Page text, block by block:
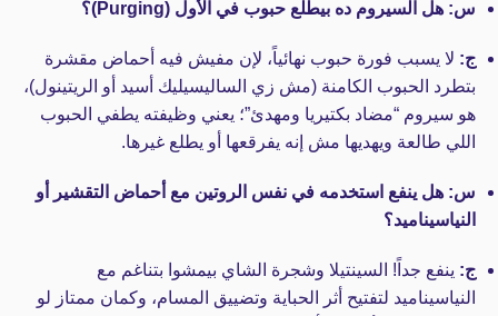
س: هل السيروم ده بيطلع حبوب في الأول (Purging)؟
ج: لا يسبب فورة حبوب نهائياً، لإن مفيش فيه أحماض مقشرة
بتطرد الحبوب الكامنة (مش زي الساليسيليك أسيد أو الريتينول)،
هو سيروم “مضاد بكتيريا ومهدئ”؛ يعني وظيفته يطفي الحبوب
اللي طالعة ويهديها مش إنه يفرقعها أو يطلع غيرها.
س: هل ينفع استخدمه في نفس الروتين مع أحماض التقشير أو
النياسيناميد؟
ج: ينفع جداً! السينتيلا وشجرة الشاي بيمشوا بتناغم مع
النياسيناميد لتفتيح أثر الحباية وتضييق المسام، وكمان ممتاز لو